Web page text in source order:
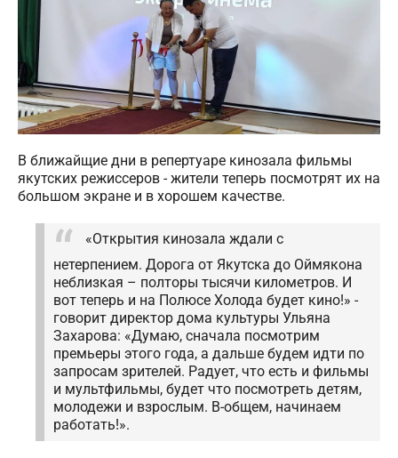
В ближайщие дни в репертуаре кинозала фильмы
якутских режиссеров - жители теперь посмотрят их на
большом экране и в хорошем качестве.
«Открытия кинозала ждали с
нетерпением. Дорога от Якутска до Оймякона
неблизкая – полторы тысячи километров. И
вот теперь и на Полюсе Холода будет кино!» -
говорит директор дома культуры Ульяна
Захарова: «Думаю, сначала посмотрим
премьеры этого года, а дальше будем идти по
запросам зрителей. Радует, что есть и фильмы
и мультфильмы, будет что посмотреть детям,
молодежи и взрослым. В-общем, начинаем
работать!».